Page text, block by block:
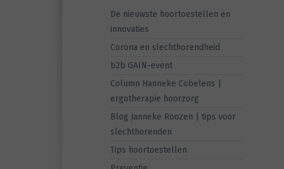
De nieuwste hoortoestellen en
innovaties
Corona en slechthorendheid
b2b GAIN-event
Column Hanneke Cobelens |
ergotherapie hoorzorg
Blog Janneke Roozen | tips voor
slechthorenden
Tips hoortoestellen